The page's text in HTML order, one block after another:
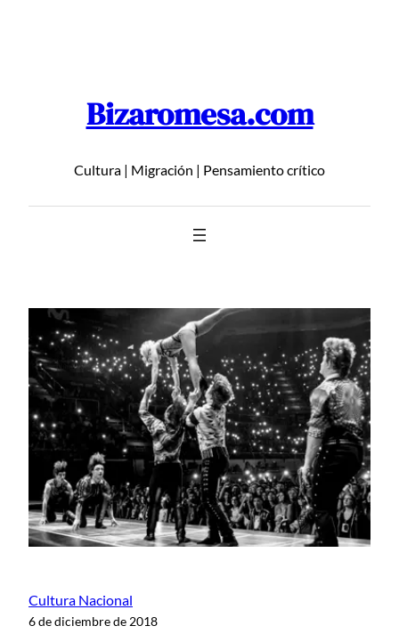
Bizaromesa.com
Cultura | Migración | Pensamiento crítico
Cultura Nacional
6 de diciembre de 2018